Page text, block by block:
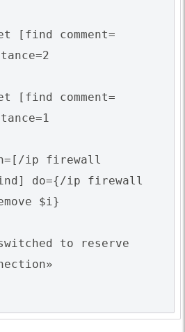
[find comment=
[find comment=
ip firewall
do={/ip firewall
$i}
to reserve